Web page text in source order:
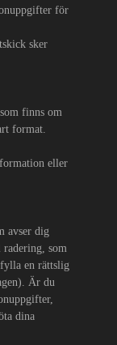
för
sker
finns om
format.
eller
avser dig
som
en rättslig
Är du
dina